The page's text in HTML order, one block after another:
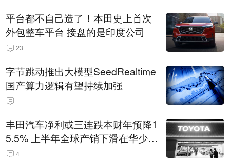
平台都不自己造了！本田史上首次
外包整车平台 接盘的是印度公司
23
字节跳动推出大模型SeedRealtime
国产算力逻辑有望持续加强
丰田汽车净利或三连跌本财年预降1
5.5% 上半年全球产销下滑在华少卖
14.3万辆
4